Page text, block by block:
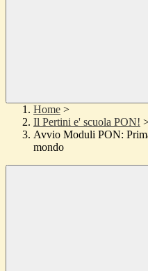
Home >
Il Pertini e' scuola PON!
Avvio Moduli PON:
mondo